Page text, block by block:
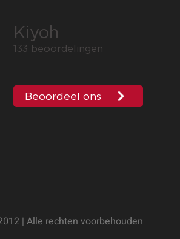
| Alle rechten voorbehouden